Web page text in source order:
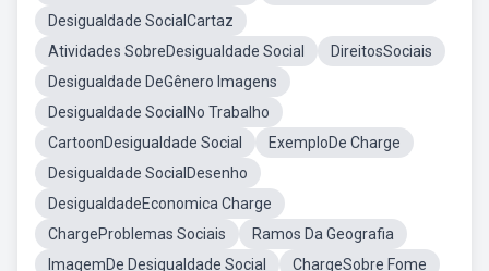
Desigualdade SocialCartaz
Atividades SobreDesigualdade Social
DireitosSociais
Desigualdade DeGênero Imagens
Desigualdade SocialNo Trabalho
CartoonDesigualdade Social
ExemploDe Charge
Desigualdade SocialDesenho
DesigualdadeEconomica Charge
ChargeProblemas Sociais
Ramos Da Geografia
ImagemDe Desigualdade Social
ChargeSobre Fome